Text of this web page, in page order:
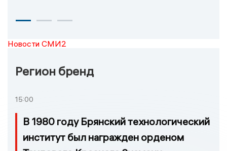
Новости СМИ2
Регион бренд
15:00
В 1980 году Брянский технологический
институт был награжден орденом